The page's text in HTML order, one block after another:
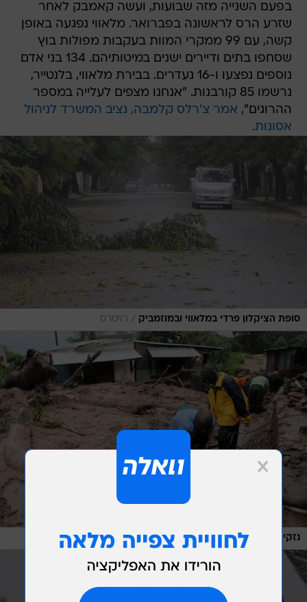
בפעם השנייה מזה שבועות, ועשה קאמבק לאחר
שזרע הרס לראשונה בפברואר. מלאווי נפגעה באופן
קשה, עם 99 ממקרי המוות בעקבות מפולות בוץ
שסחפו בתים ודיירים ישנים במיטותיהם. 134 בני אדם
נוספים נפצעו ו-16 נעדרים. בבירת מלאווי, בלנטייר,
נרשמו 85 קורבנות. "אנחנו מצפים לעלייה במספר
ההרוגים", אמר צ'רלס קלמבה, נציב המשרד לניהול
אסונות.
סופת הציקלון פרדי במלאווי ובמוזמביק / רויטרס
נזקי הסופה פרדי / רויטרס